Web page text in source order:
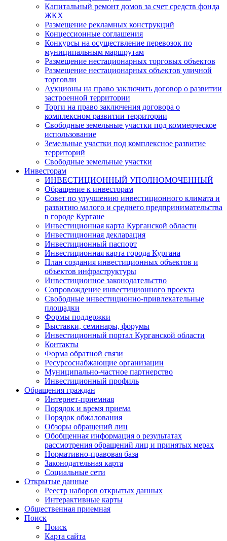
Капитальный ремонт домов за счет средств фонда
ЖКХ
Размещение рекламных конструкций
Концессионные соглашения
Конкурсы на осуществление перевозок по
муниципальным маршрутам
Размещение нестационарных торговых объектов
Размещение нестационарных объектов уличной
торговли
Аукционы на право заключить договор о развитии
застроенной территории
Торги на право заключения договора о
комплексном развитии территории
Свободные земельные участки под коммерческое
использование
Земельные участки под комплексное развитие
территорий
Свободные земельные участки
Инвесторам
ИНВЕСТИЦИОННЫЙ УПОЛНОМОЧЕННЫЙ
Обращение к инвесторам
Совет по улучшению инвестиционного климата и
развитию малого и среднего предпринимательства
в городе Кургане
Инвестиционная карта Курганской области
Инвестиционная декларация
Инвестиционный паспорт
Инвестиционная карта города Кургана
План создания инвестиционных объектов и
объектов инфраструктуры
Инвестиционное законодательство
Сопровождение инвестиционного проекта
Свободные инвестиционно-привлекательные
площадки
Формы поддержки
Выставки, семинары, форумы
Инвестиционный портал Курганской области
Контакты
Форма обратной связи
Ресурсоснабжающие организации
Муниципально-частное партнерство
Инвестиционный профиль
Обращения граждан
Интернет-приемная
Порядок и время приема
Порядок обжалования
Обзоры обращений лиц
Обобщенная информация о результатах
рассмотрения обращений лиц и принятых мерах
Нормативно-правовая база
Законодательная карта
Социальные сети
Открытые данные
Реестр наборов открытых данных
Интерактивные карты
Общественная приемная
Поиск
Поиск
Карта сайта